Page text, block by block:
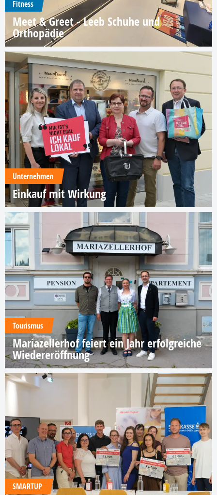
Fitness
Meet & Greet - Leeb Schuhe und
Orthopädie
Unternehmen
Einkauf mit Wirkung
Tourismus
Mariazellerhof feiert ein Jahr erfolgreiche
Wiedereröffnung
SMARTUP